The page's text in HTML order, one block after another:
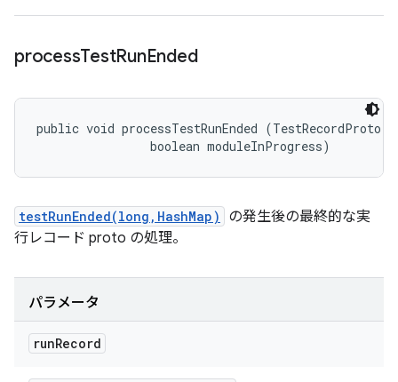
processTestRunEnded
public void processTestRunEnded
                boolean moduleInProgress)
testRunEnded(long,HashMap)
の発生後の最終的な実
行レコード proto の処理。
パラメータ
runRecord